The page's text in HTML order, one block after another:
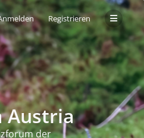
Registrieren
Austria
der